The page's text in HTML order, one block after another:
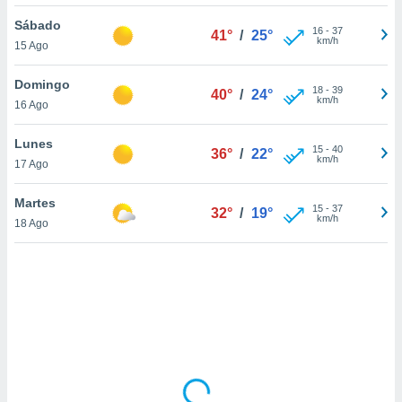
sitio
En
sean
el sitio
ni para
o
Sábado
15 Ago
41° / 25° 16- 37
km/h
Domingo
16 Ago
40° / 24° 18- 39
km/h
Lunes
17 Ago
36° / 22° 15- 40
km/h
Martes
18 Ago
32° / 19° 15- 37
km/h